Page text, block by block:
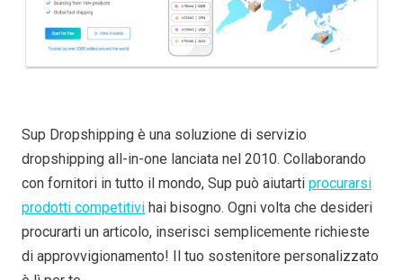
Sup Dropshipping è una soluzione di servizio
dropshipping all-in-one lanciata nel 2010. Collaborando
con fornitori in tutto il mondo, Sup può aiutarti procurarsi
prodotti competitivi hai bisogno. Ogni volta che desideri
procurarti un articolo, inserisci semplicemente richieste
di approvvigionamento! Il tuo sostenitore personalizzato